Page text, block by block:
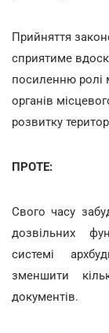
Прийняття
сприятиме
посиленню ролі
органів
розвитку
ПРОТЕ:
Свого часу
дозвільних
системі
зменшити
документів.